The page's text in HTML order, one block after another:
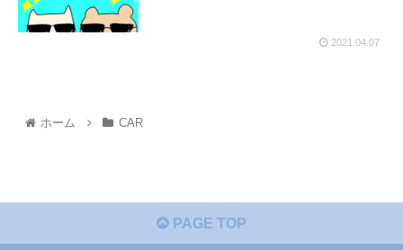
2021.04.07
ホーム CAR
PAGE TOP